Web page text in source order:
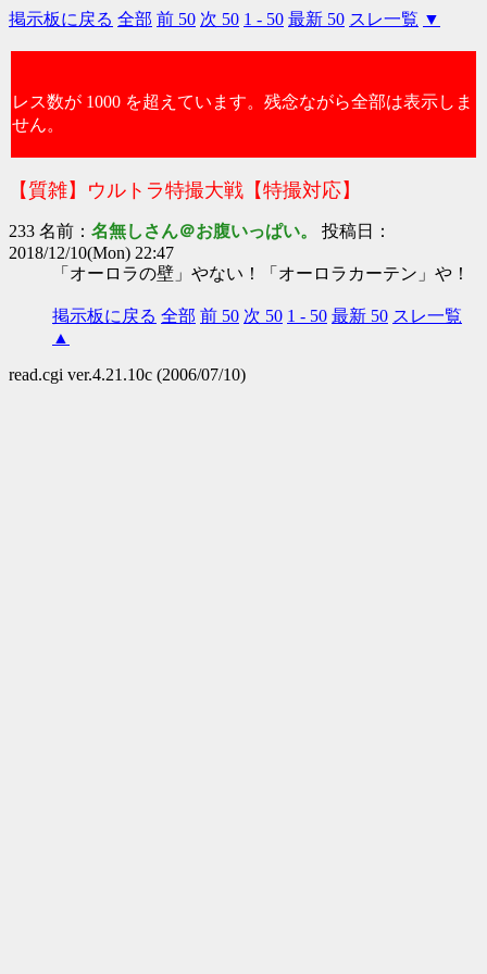
掲示板に戻る 全部 前 50 次 50 1 - 50 最新 50 スレ一覧 ▼
レス数が 1000 を超えています。残念ながら全部は表示しま
せん。
【質雑】ウルトラ特撮大戦【特撮対応】
233 名前： 名無しさん＠お腹いっぱい。 投稿日：
2018/12/10(Mon) 22:47
「オーロラの壁」やない！「オーロラカーテン」や！
掲示板に戻る 全部 前 50 次 50 1 - 50 最新 50 スレ一覧
▲
read.cgi ver.4.21.10c (2006/07/10)